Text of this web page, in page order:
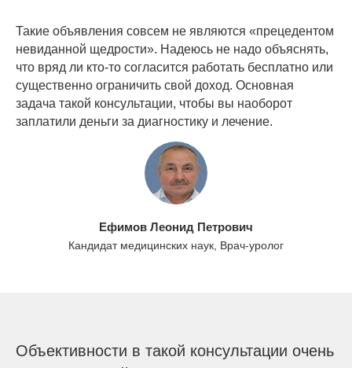
Такие объявления совсем не являются «прецедентом
невиданной щедрости». Надеюсь не надо объяснять,
что вряд ли кто-то согласится работать бесплатно или
существенно ограничить свой доход. Основная
задача такой консультации, чтобы вы наоборот
заплатили деньги за диагностику и лечение.
Ефимов Леонид Петрович
Кандидат медицинских наук, Врач-уролог
Объективности в такой консультации очень